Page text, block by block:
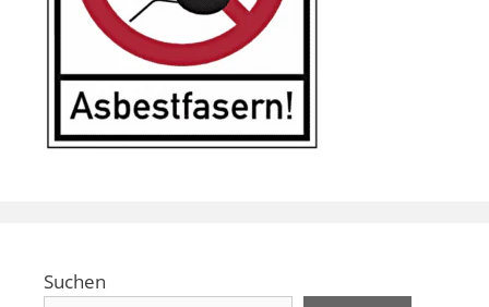
Suchen